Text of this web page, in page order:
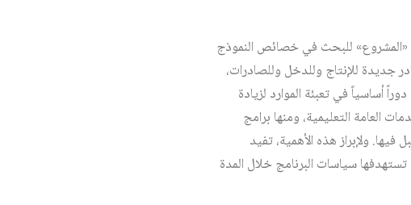
«المشروع» للبحث في خصائص النموذج
جديدة للإنتاج وللدخل وللصادرات،
أساسياً في تعبئة الموارد لزيادة
العامة التعليمية، ومنها برامج
ولإبراز هذه الأهمية، تفيد
تستهدفها سياسات البرنامج خلال المدة